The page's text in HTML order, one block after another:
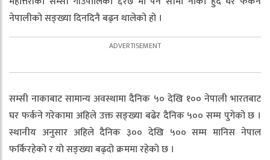
नेपालीको सङ्ख्या दिनदिनै बढ्न थालेको हो ।
सम्सी नाकाबाट सामान्य अवस्थामा दैनिक ५० देखि १०० नेपाली भारतबाट
घर फर्कने गरेकामा अहिले उक्त सङ्ख्या बढेर दैनिक ५०० सम्म पुगेको छ ।
स्थानीय अनुसार अहिले दैनिक ३०० देखि ५०० सम्म मानिस नेपाल
फर्किरहेको र यो सङ्ख्या बढ्दो क्रममा रहेको छ ।